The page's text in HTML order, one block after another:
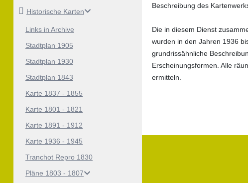
Historische Karten
Links in Archive
Stadtplan 1905
Stadtplan 1930
Stadtplan 1843
Karte 1837 - 1855
Karte 1801 - 1821
Karte 1891 - 1912
Karte 1936 - 1945
Tranchot Repro 1830
Pläne 1803 - 1807
Beschreibung des
Die in diesem Dienst
wurden in den Jahren 1936
grundrissähnliche
Erscheinungsformen. Alle
ermitteln.